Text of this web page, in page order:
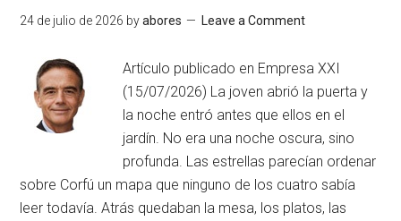
24 de julio de 2026 byabores Leave a Comment
Artículo publicado en Empresa XXI
(15/07/2026) La joven abrió la puerta y
la noche entró antes que ellos en el
jardín. No era una noche oscura, sino
profunda. Las estrellas parecían ordenar
sobre Corfú un mapa que ninguno de los cuatro sabía
leer todavía. Atrás quedaban la mesa, los platos, las